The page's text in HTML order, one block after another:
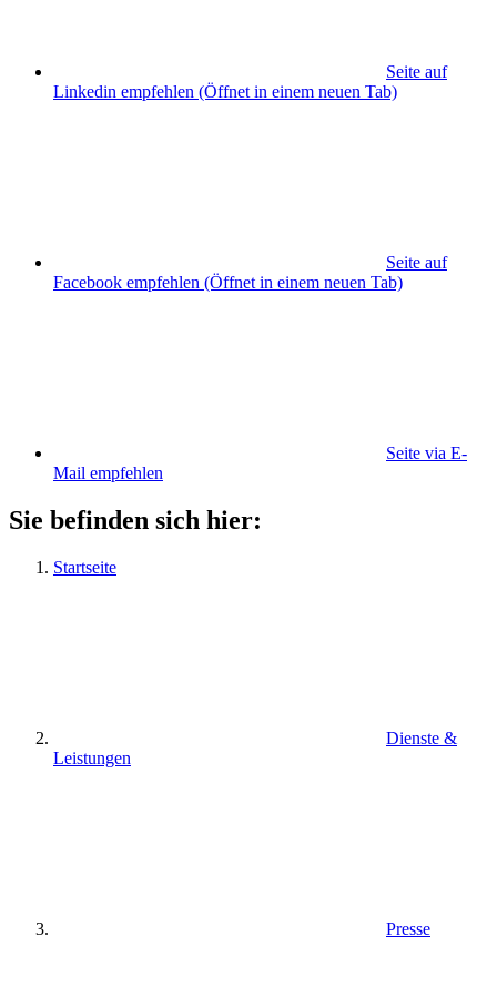
Seite auf
Linkedin empfehlen (Öffnet in einem neuen Tab)
Seite auf
Facebook empfehlen (Öffnet in einem neuen Tab)
Seite via E-
Mail empfehlen
Sie befinden sich hier:
Startseite
Dienste &
Leistungen
Presse